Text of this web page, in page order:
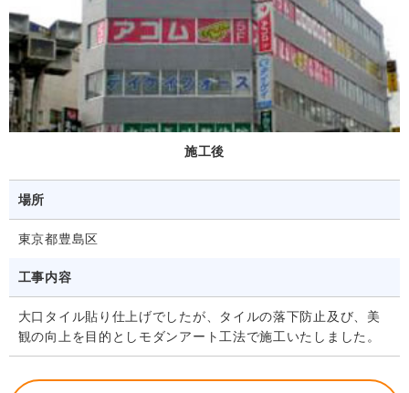
施工後
場所
東京都豊島区
工事内容
大口タイル貼り仕上げでしたが、タイルの落下防止及び、美
観の向上を目的としモダンアート工法で施工いたしました。